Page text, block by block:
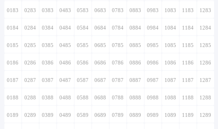
0183 0283 0383 0483 0583 0683 0783 0883 0983 1083 1183 1283
0184 0284 0384 0484 0584 0684 0784 0884 0984 1084 1184 1284
0185 0285 0385 0485 0585 0685 0785 0885 0985 1085 1185 1285
0186 0286 0386 0486 0586 0686 0786 0886 0986 1086 1186 1286
0187 0287 0387 0487 0587 0687 0787 0887 0987 1087 1187 1287
0188 0288 0388 0488 0588 0688 0788 0888 0988 1088 1188 1288
0189 0289 0389 0489 0589 0689 0789 0889 0989 1089 1189 1289